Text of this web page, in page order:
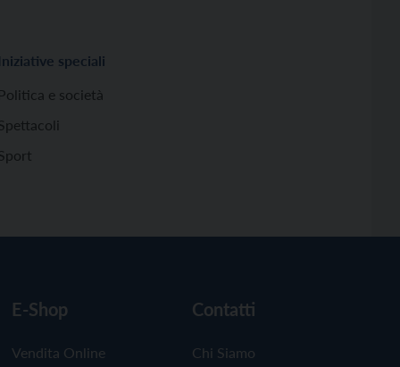
Iniziative speciali
Politica e società
E-Shop
Vendita Online
Contatti
Chi Siamo